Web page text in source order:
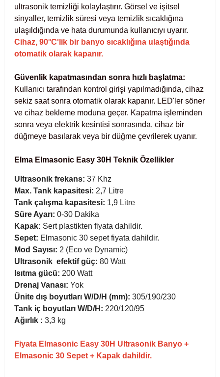
ultrasonik temizliği kolaylaştırır. Görsel ve işitsel
sinyaller, temizlik süresi veya temizlik sıcaklığına
ulaşıldığında ve hata durumunda kullanıcıyı uyarır.
Cihaz, 90°C'lik bir banyo sıcaklığına ulaştığında
otomatik olarak kapanır.
Güvenlik kapatmasından sonra hızlı başlatma:
Kullanıcı tarafından kontrol girişi yapılmadığında, cihaz
sekiz saat sonra otomatik olarak kapanır. LED'ler söner
ve cihaz bekleme moduna geçer. Kapatma işleminden
sonra veya elektrik kesintisi sonrasında, cihaz bir
düğmeye basılarak veya bir düğme çevrilerek uyanır.
Elma Elmasonic Easy 30H Teknik Özellikler
Ultrasonik frekans: 37 Khz
Max. Tank kapasitesi: 2,7 Litre
Tank çalışma kapasitesi: 1,9 Litre
Süre Ayarı: 0-30 Dakika
Kapak: Sert plastikten fiyata dahildir.
Sepet: Elmasonic 30 sepet fiyata dahildir.
Mod Sayısı: 2 (Eco ve Dynamic)
Ultrasonik efektif güç: 80 Watt
Isıtma gücü: 200 Watt
Drenaj Vanası: Yok
Ünite dış boyutları W/D/H (mm): 305/190/230
Tank iç boyutları W/D/H: 220/120/95
Ağırlık : 3,3 kg
Fiyata Elmasonic Easy 30H Ultrasonik Banyo +
Elmasonic 30 Sepet + Kapak dahildir.